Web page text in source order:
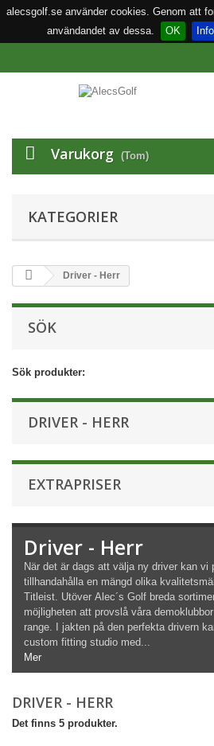
alecsgolf.se använder cookies. Genom att
användandet av dessa.
OK
Varukorg (Tom)
KATEGORIER
Driver - Herr
SÖK
Sök produkter:
DRIVER - HERR
EXTRAPRISER
Driver - Herr
När det är dags att välja ny driver kan vi
tillhandahålla en mängd olika
Titleist. Utöver Alec´s Golf breda
möjligheten att provslå våra
range. I jakten på den perfekta drivern
custom fitting studio med...
Mer
DRIVER - HERR
Det finns 5 produkter.